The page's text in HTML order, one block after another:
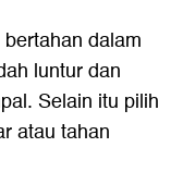
dalam
luntur dan
Selain itu pilih
atau tahan